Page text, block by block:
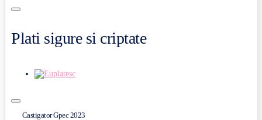
Plati sigure si criptate
Castigator Gpec 2023